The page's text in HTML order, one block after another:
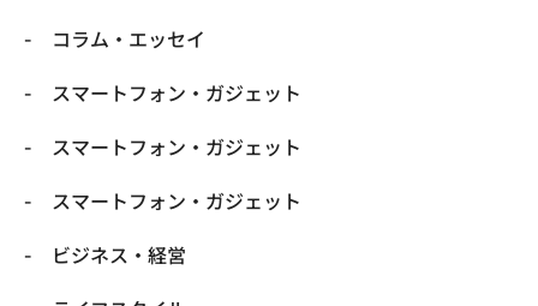
コラム・エッセイ
スマートフォン・ガジェット
スマートフォン・ガジェット
スマートフォン・ガジェット
ビジネス・経営